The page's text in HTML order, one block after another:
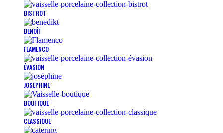
BISTROT
BENOÎT
FLAMENCO
ÉVASION
JOSEPHINE
BOUTIQUE
CLASSIQUE